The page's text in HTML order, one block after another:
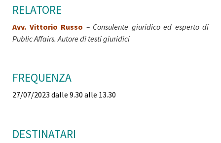
RELATORE
Avv. Vittorio Russo – Consulente giuridico ed esperto di
Public Affairs. Autore di testi giuridici
FREQUENZA
27/07/2023 dalle 9.30 alle 13.30
DESTINATARI